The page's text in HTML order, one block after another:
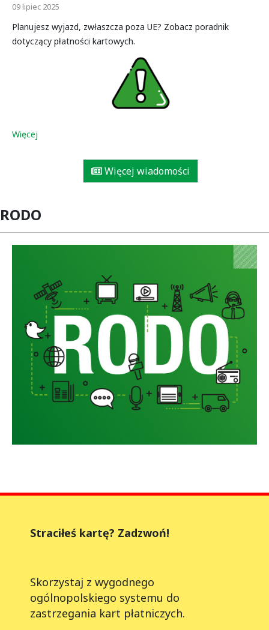
09 lipiec 2025
Planujesz wyjazd, zwłaszcza poza UE? Zobacz poradnik
dotyczący płatności kartowych.
Więcej
Więcej wiadomości
RODO
Straciłeś kartę? Zadzwoń!
Skorzystaj z wygodnego
ogólnopolskiego systemu do
zastrzegania kart płatniczych.